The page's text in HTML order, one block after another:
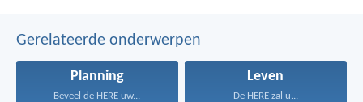
Gerelateerde onderwerpen
Planning
Beveel de HERE uw...
Leven
De HERE zal u...